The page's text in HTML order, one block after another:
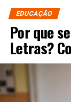
EDUCAÇÃO
Por que
Letras?